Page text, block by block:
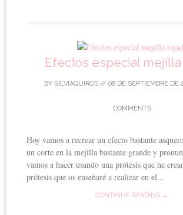
Efectos especial mejilla
BY SILVIAQUIROS // 08 DE SEPTIEMBRE DE
COMMENTS
Hoy vamos a recrear un efecto bastante
un corte en la mejilla bastante grande y
vamos a hacer usando una prótesis que he
prótesis que os enseñaré a realizar en el...
CONTINUE READING →